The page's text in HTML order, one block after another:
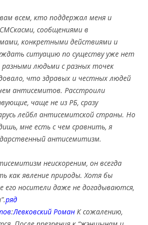
всем, кто поддержал меня и
сообщениями в
конкретными действиями и
ситуацию по существу уже нет
разными людьми с разных точек
что здравых и честных людей
антисемитов. Расстроили
чаще не из РБ, сразу
лейбл антисемитской страны. Но
мне есть с чем сравнить, я
антисемитизм.
неискореним, он всегда
как явление природы. Хотя бы
его носители даже не догадываются,
ряд
:Левковский Роман К сожалению,